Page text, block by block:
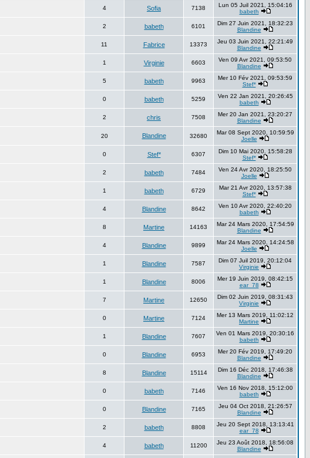
4 Sofia 7138
Lun 05 Juil 2021, 15:04:16
babeth
2 babeth 6101
Dim 27 Juin 2021, 18:32:23
Blandine
11 Fabrice 13373
Jeu 03 Juin 2021, 22:21:49
Blandine
1 Virginie 6603
Ven 09 Avr 2021, 09:53:50
Blandine
5 babeth 9963
Mer 10 Fév 2021, 09:53:59
Stef*
0 babeth 5259
Ven 22 Jan 2021, 20:26:45
babeth
2 chris 7508
Mer 20 Jan 2021, 23:20:27
Blandine
20 Blandine 32680
Mar 08 Sept 2020, 10:59:59
Joelle
0 Stef* 6307
Dim 10 Mai 2020, 15:58:28
Stef*
2 babeth 7484
Ven 24 Avr 2020, 18:25:50
Joelle
1 babeth 6729
Mar 21 Avr 2020, 13:57:38
Stef*
4 Blandine 8642
Ven 10 Avr 2020, 22:40:20
babeth
8 Martine 14163
Mar 24 Mars 2020, 17:54:59
Blandine
4 Blandine 9899
Mar 24 Mars 2020, 14:24:58
Joelle
1 Blandine 7587
Dim 07 Juil 2019, 20:12:04
Virginie
1 Blandine 8006
Mer 19 Juin 2019, 08:42:15
ear_78
7 Martine 12650
Dim 02 Juin 2019, 08:31:43
Virginie
0 Martine 7124
Mer 13 Mars 2019, 11:02:12
Martine
1 Blandine 7607
Ven 01 Mars 2019, 20:30:16
babeth
0 Blandine 6953
Mer 20 Fév 2019, 17:49:20
Blandine
8 Blandine 15114
Dim 16 Déc 2018, 17:46:38
Blandine
0 babeth 7146
Ven 16 Nov 2018, 15:12:00
babeth
0 Blandine 7165
Jeu 04 Oct 2018, 21:26:57
Blandine
2 babeth 8808
Jeu 20 Sept 2018, 13:13:41
ear_78
4 babeth 11200
Jeu 23 Août 2018, 18:56:08
Blandine